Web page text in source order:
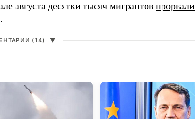
августа десятки тысяч мигрантов прорвали
(14) ▼